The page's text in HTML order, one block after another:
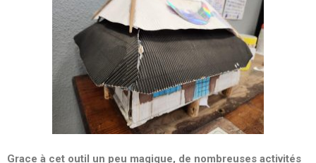
Grace à cet outil un peu magique, de nombreuses activités